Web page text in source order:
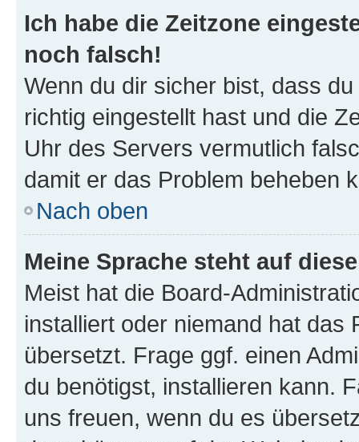
Ich habe die Zeitzone
noch falsch!
Wenn du dir sicher bist, dass
richtig eingestellt hast und die
Uhr des Servers vermutlich
damit er das Problem beheben
Nach oben
Meine Sprache steht auf
Meist hat die Board-
installiert oder niemand hat das
übersetzt. Frage ggf. einen
du benötigst, installieren kann.
uns freuen, wenn du es